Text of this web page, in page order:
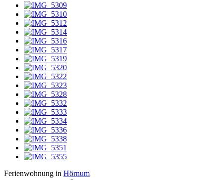
Ferienwohnung in Hörnum